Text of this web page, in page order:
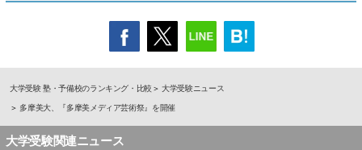
大学受験 塾・予備校のランキング・比較
大学受験ニュース
多摩美大、『多摩美メディア芸術祭』を開催
大学受験関連ニュース